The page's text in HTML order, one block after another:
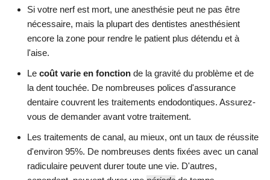
Si votre nerf est mort, une anesthésie peut ne pas être
nécessaire, mais la plupart des dentistes anesthésient
encore la zone pour rendre le patient plus détendu et à
l'aise.
Le coût varie en fonction de la gravité du problème et de
la dent touchée. De nombreuses polices d'assurance
dentaire couvrent les traitements endodontiques. Assurez-
vous de demander avant votre traitement.
Les traitements de canal, au mieux, ont un taux de réussite
d'environ 95%. De nombreuses dents fixées avec un canal
radiculaire peuvent durer toute une vie. D'autres,